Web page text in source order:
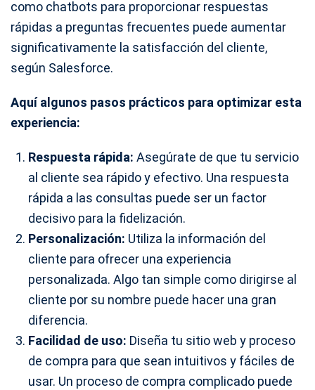
como chatbots para proporcionar respuestas
rápidas a preguntas frecuentes puede aumentar
significativamente la satisfacción del cliente,
según Salesforce.
Aquí algunos pasos prácticos para optimizar esta
experiencia:
Respuesta rápida: Asegúrate de que tu servicio
al cliente sea rápido y efectivo. Una respuesta
rápida a las consultas puede ser un factor
decisivo para la fidelización.
Personalización: Utiliza la información del
cliente para ofrecer una experiencia
personalizada. Algo tan simple como dirigirse al
cliente por su nombre puede hacer una gran
diferencia.
Facilidad de uso: Diseña tu sitio web y proceso
de compra para que sean intuitivos y fáciles de
usar. Un proceso de compra complicado puede